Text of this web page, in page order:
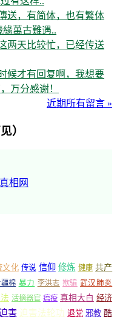
送，有简体，也有繁体
萬古難遇..
两天比较忙，已经传送
候才有回复啊，我想要
万分感谢！
近期所有留言 »
）
相网
文化 传说 信仰 修炼 健康 共产
棉 暴力 李洪志 欺骗 武汉肺炎
活摘器官 瘟疫 真相大白 经济
害 迫害法轮功 退党 邪教 酷